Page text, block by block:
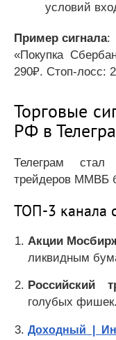
условий
Пример сигнала:
«Покупка
290₽. Стоп-лосс:
Торговые
РФ в
Телеграм
трейдеров ММВБ
ТОП-3 канала
Акции
ликвидным
Российский
голубых фишек.
Доходный |